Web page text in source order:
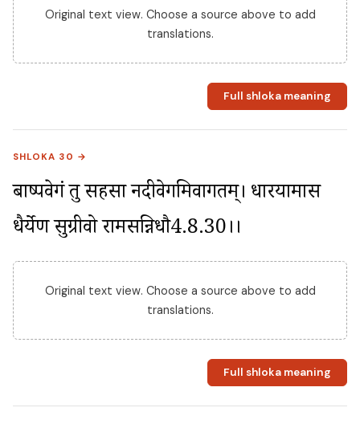
Original text view. Choose a source above to add
translations.
Full shloka meaning
SHLOKA 30 →
बाष्पवेगं तु सहसा नदीवेगमिवागतम्। धारयामास
धैर्येण सुग्रीवो रामसन्निधौ4.8.30।।
Original text view. Choose a source above to add
translations.
Full shloka meaning